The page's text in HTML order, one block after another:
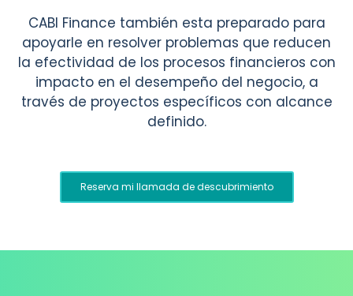
CABI Finance también esta preparado para
apoyarle en resolver problemas que reducen
la efectividad de los procesos financieros con
impacto en el desempeño del negocio, a
través de proyectos específicos con alcance
definido.
Reserva mi llamada de descubrimiento